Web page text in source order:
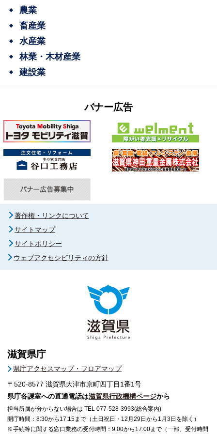
農業
畜産業
水産業
林業・木材産業
建設業
バナー広告
著作権・リンクについて
サイトマップ
サイトポリシー
ウェブアクセシビリティの方針
滋賀県庁
県庁アクセスマップ・フロアマップ
〒520-8577 滋賀県大津市京町四丁目1番1号
県庁各課室への直通電話は滋賀県行政機構ページから
担当所属が分からない場合は TEL 077-528-3993(総合案内)
開庁時間：8:30から17:15まで（土日祝日・12月29日から1月3日を除く）
※手続等に関する窓口業務の受付時間：9:00から17:00まで（一部、受付時間